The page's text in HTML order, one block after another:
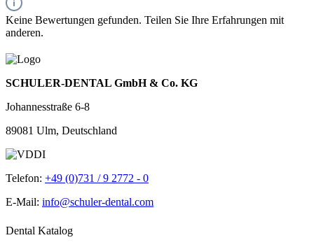
Keine Bewertungen gefunden. Teilen Sie Ihre Erfahrungen mit
anderen.
SCHULER-DENTAL GmbH & Co. KG
Johannesstraße 6-8
89081 Ulm, Deutschland
Telefon: +49 (0)731 / 9 2772 - 0
E-Mail: info@schuler-dental.com
Dental Katalog